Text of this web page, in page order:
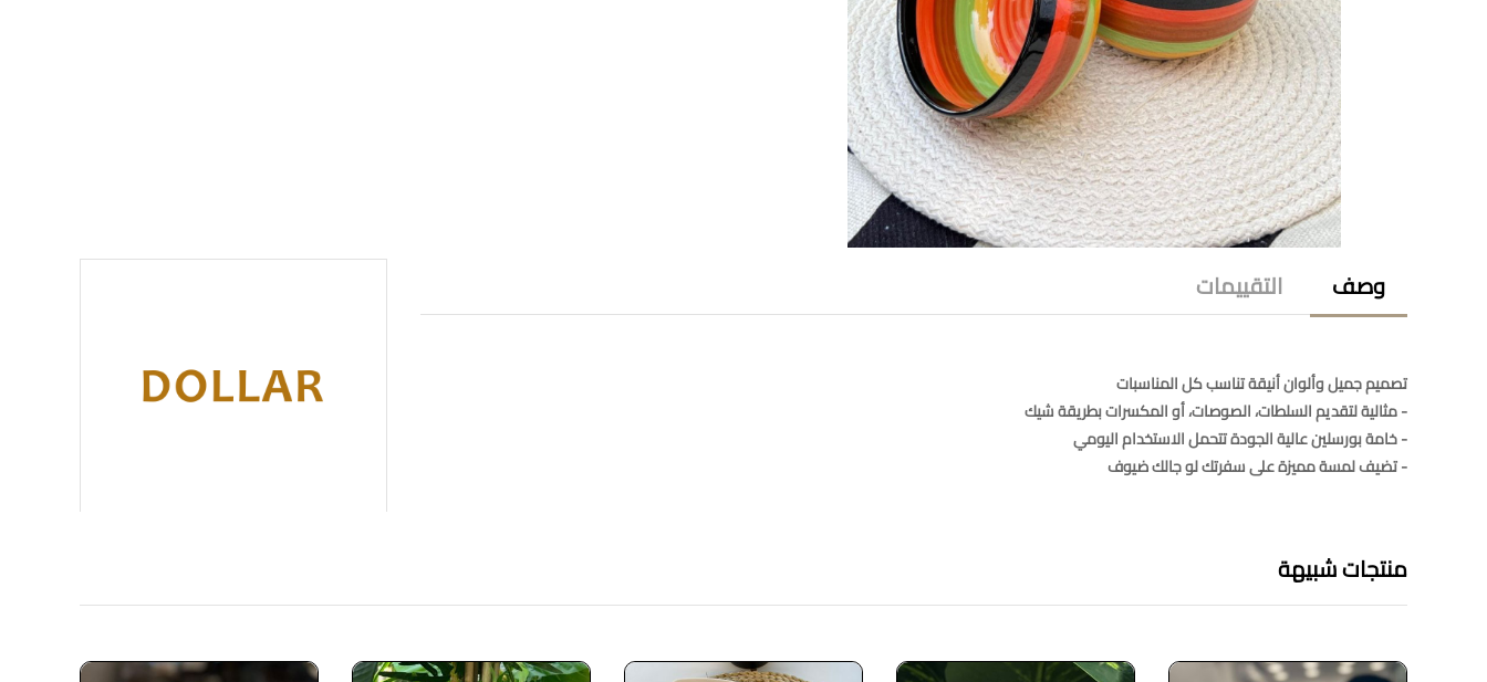
وصف التقييمات
تصميم جميل وألوان أنيقة تناسب كل المناسبات
- مثالية لتقديم السلطات، الصوصات، أو المكسرات بطريقة شيك
- خامة بورسلين عالية الجودة تتحمل الاستخدام اليومي
- تضيف لمسة مميزة على سفرتك لو جالك ضيوف
منتجات شبيهة